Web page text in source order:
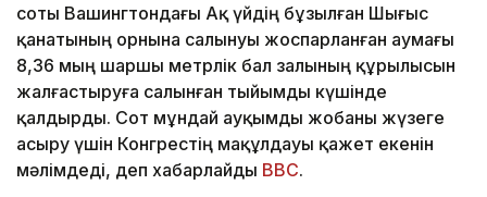
соты Вашингтондағы Ақ үйдің бұзылған Шығыс
қанатының орнына салынуы жоспарланған аумағы
8,36 мың шаршы метрлік бал залының құрылысын
жалғастыруға салынған тыйымды күшінде
қалдырды. Сот мұндай ауқымды жобаны жүзеге
асыру үшін Конгрестің мақұлдауы қажет екенін
мәлімдеді, деп хабарлайды BBC.